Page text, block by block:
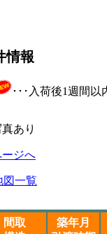
情報
･･･入荷後1週間以
真あり
ージへ
図一覧
間取
築年月